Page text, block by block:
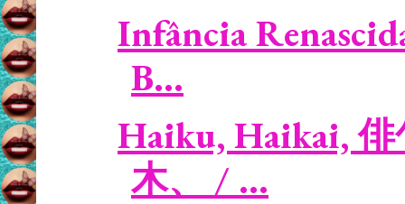
Infância
B...
Haiku, Haikai, 俳
木、 / ...